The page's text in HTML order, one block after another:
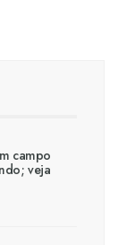
campo
veja